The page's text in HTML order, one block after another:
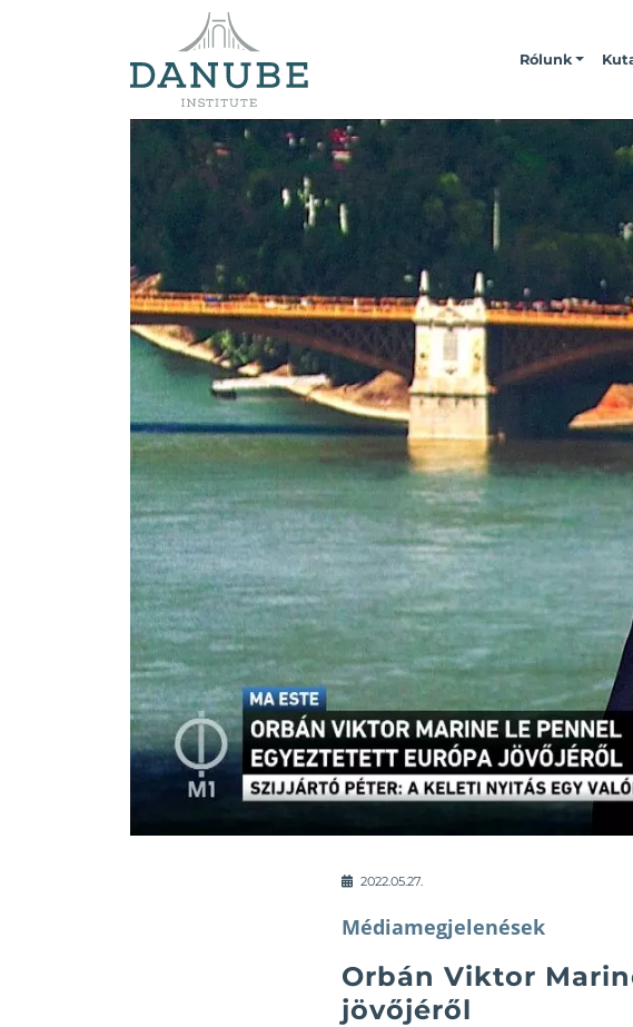
Rólunk
2022.05.27.
Médiamegjelenések
Orbán Viktor
jövőjéről